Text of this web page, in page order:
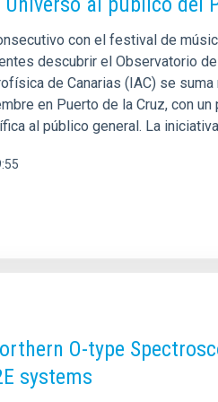
con el festival de
descubrir el Observatorio
de Canarias (IAC) se
en Puerto de la Cruz, con
al público general. La
O-type
systems